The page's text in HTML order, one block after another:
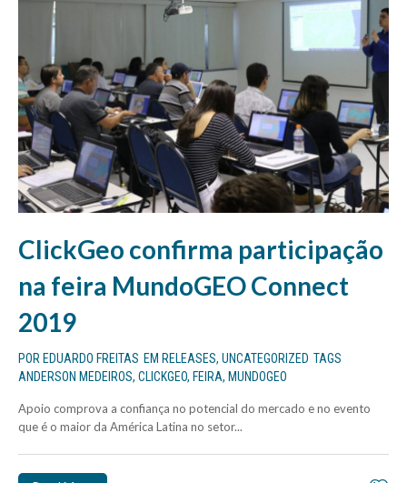
ClickGeo confirma participação
na feira MundoGEO Connect
2019
POR EDUARDO FREITAS EM RELEASES, UNCATEGORIZED TAGS
ANDERSON MEDEIROS, CLICKGEO, FEIRA, MUNDOGEO
Apoio comprova a confiança no potencial do mercado e no evento
que é o maior da América Latina no setor...